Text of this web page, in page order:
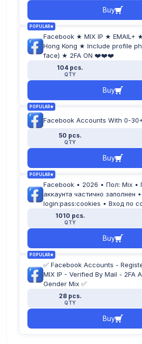
Buy
POPULAR
Facebook ★ MIX IP ★ EMAIL+
Hong Kong ★ Include profile
face) ★ 2FA ON ❤️❤️❤️
104 pcs.
QTY
Buy
POPULAR
Facebook Accounts With 0-
50 pcs.
QTY
Buy
POPULAR
Facebook • 2026 • Пол: Mix •
аккаунта частично заполнен
login:pass:cookies • Вход по
1010 pcs.
QTY
Buy
POPULAR
✅ Facebook Accounts -
MIX IP - Verified By Mail - 2FA
Gender Mix ✅
28 pcs.
QTY
Buy